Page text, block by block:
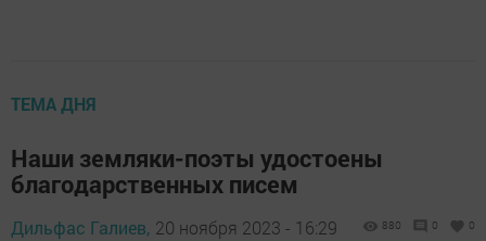
ТЕМА ДНЯ
Наши земляки-поэты удостоены
благодарственных писем
Дильфас Галиев, 20 ноября 2023 - 16:29 880 0 0